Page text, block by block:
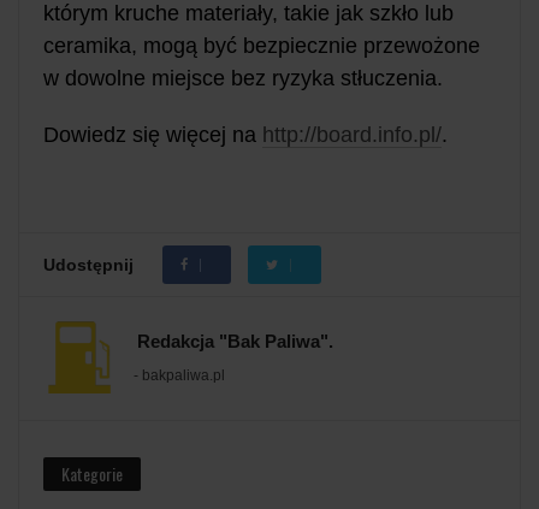
którym kruche materiały, takie jak szkło lub
ceramika, mogą być bezpiecznie przewożone
w dowolne miejsce bez ryzyka stłuczenia.
Dowiedz się więcej na http://board.info.pl/.
Udostępnij
Redakcja "Bak Paliwa".
- bakpaliwa.pl
Kategorie